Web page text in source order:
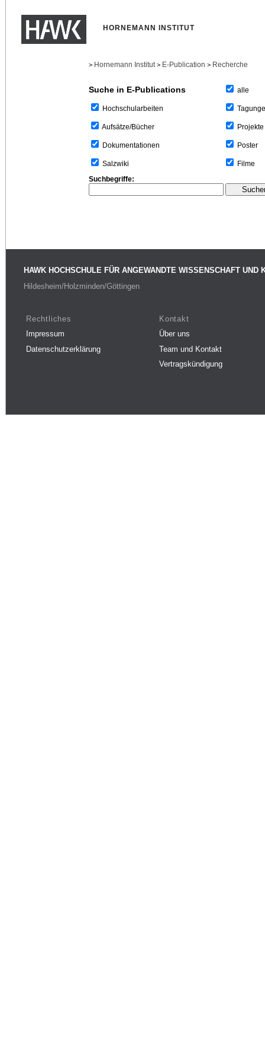
HORNEMANN INSTITUT
> Hornemann Institut > E-Publication > Recherche
Suche in E-Publications
Hochschularbeiten
Aufsätze/Bücher
Dokumentationen
Salzwiki
alle
Projekte
Poster
Filme
Suchbegriffe:
HAWK HOCHSCHULE FÜR ANGEWANDTE WISSENSCHAFT UND
Hildesheim/Holzminden/Göttingen
Rechtliches
Impressum
Datenschutzerklärung
Kontakt
Über uns
Team und Kontakt
Vertragskündigung